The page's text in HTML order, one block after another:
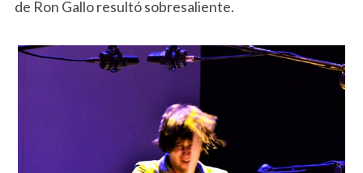
de Ron Gallo resultó sobresaliente.